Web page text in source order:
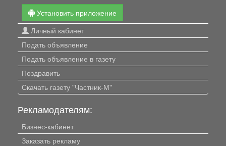
Установить приложение
Личный кабинет
Подать объявление
Подать объявление в газету
Поздравить
Скачать газету "Частник-М"
Рекламодателям:
Бизнес-кабинет
Заказать рекламу